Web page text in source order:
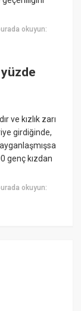
okuyun:
yüzde
ve kızlık zarı
girdiğinde,
genç kızdan
okuyun: